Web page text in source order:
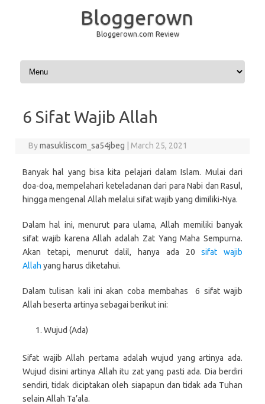
Bloggerown
Bloggerown.com Review
Skip to content
6 Sifat Wajib Allah
Bymasukliscom_sa54jbeg March 25, 2021
Banyak hal yang bisa kita pelajari dalam Islam. Mulai dari
doa-doa, mempelahari keteladanan dari para Nabi dan Rasul,
hingga mengenal Allah melalui sifat wajib yang dimiliki-Nya.
Dalam hal ini, menurut para ulama, Allah memiliki banyak
sifat wajib karena Allah adalah Zat Yang Maha Sempurna.
Akan tetapi, menurut dalil, hanya ada 20sifat wajib
Allah yang harus diketahui.
Dalam tulisan kali ini akan coba membahas 6 sifat wajib
Allah beserta artinya sebagai berikut ini:
Wujud (Ada)
Sifat wajib Allah pertama adalah wujud yang artinya ada.
Wujud disini artinya Allah itu zat yang pasti ada. Dia berdiri
sendiri, tidak diciptakan oleh siapapun dan tidak ada Tuhan
selain Allah Ta’ala.